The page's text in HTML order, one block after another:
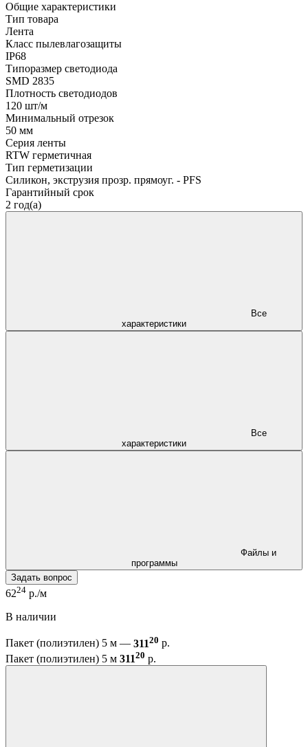
Общие характеристики
Тип товара
Лента
Класс пылевлагозащиты
IP68
Типоразмер светодиода
SMD 2835
Плотность светодиодов
120 шт/м
Минимальный отрезок
50 мм
Серия ленты
RTW герметичная
Тип герметизации
Силикон, экструзия прозр. прямоуг. - PFS
Гарантийный срок
2 год(а)
характеристики
характеристики
программы
Задать вопрос
6224 р./м
В наличии
Пакет (полиэтилен) 5 м — 31120 р.
Пакет (полиэтилен) 5 м 31120 р.